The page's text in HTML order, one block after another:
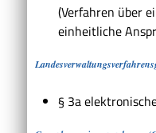
(Verfahren über
einheitliche
§ 3a